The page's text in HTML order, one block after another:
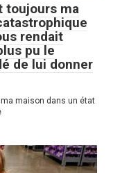
toujours ma
rendait
pu le
de lui donner
maison dans un état